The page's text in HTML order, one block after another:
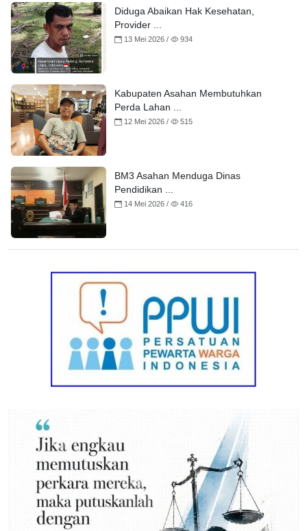
Diduga Abaikan Hak Kesehatan,
Provider ...
13 Mei 2026 / 934
Kabupaten Asahan Membutuhkan
Perda Lahan ...
12 Mei 2026 / 515
BM3 Asahan Menduga Dinas
Pendidikan ...
14 Mei 2026 / 416